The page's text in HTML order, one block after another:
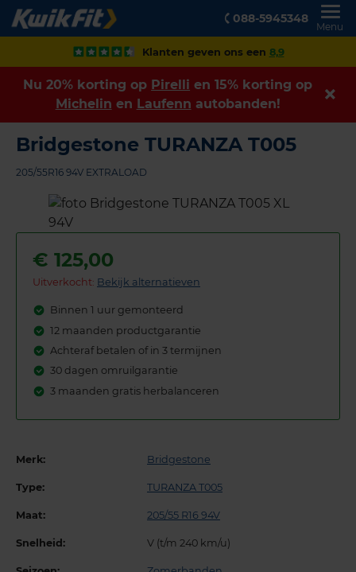
088-5945348
Menu
Klanten geven ons een 8,9
Nu 20% korting op Pirelli en 15% korting op
Michelin en Laufenn autobanden!
Bridgestone TURANZA T005
205/55R16 94V EXTRALOAD
€ 125,00
Uitverkocht: Bekijk alternatieven
Binnen 1 uur gemonteerd
12 maanden productgarantie
Achteraf betalen of in 3 termijnen
30 dagen omruilgarantie
3 maanden gratis herbalanceren
Merk: Bridgestone
Type: TURANZA T005
Maat: 205/55 R16 94V
Snelheid: V (t/m 240 km/u)